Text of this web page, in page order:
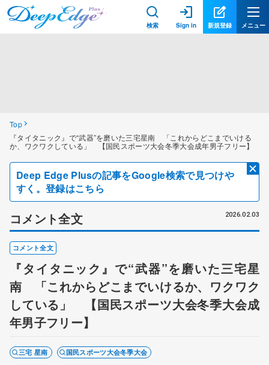
検索 Sign in 新規登録 メニュー
Top
『タイタニック』で“武器”を磨いた三宅星南 「これからどこまでいける
か、ワクワクしている」 【国民スポーツ大会冬季大会成年男子フリー】
Deep Edge Plusの記事をGoogle検索で見つけや
すく。登録はこちら
コメント全文 2026.02.03
コメント全文
『タイタニック』で“武器”を磨いた三宅星
南 「これからどこまでいけるか、ワクワク
している」 【国民スポーツ大会冬季大会成
年男子フリー】
三宅 星南 国民スポーツ大会冬季大会